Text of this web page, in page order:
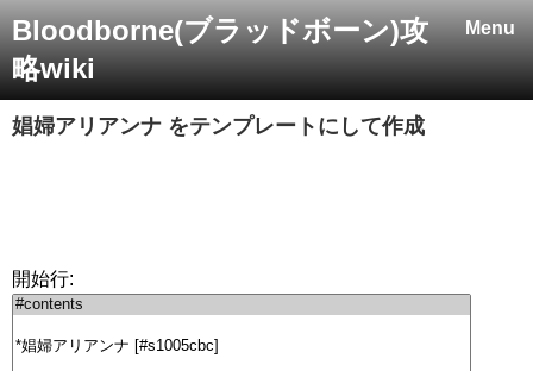
Menu
Bloodborne(ブラッドボーン)攻
略wiki
娼婦アリアンナ をテンプレートにして作成
開始行: